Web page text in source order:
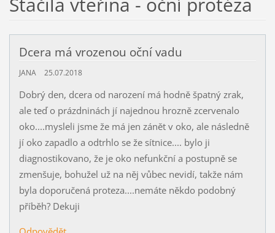
Dcera má vrozenou oční vadu
JANA 25.07.2018
Dobrý den, dcera od narození má hodně špatný zrak,
ale teď o prázdninách jí najednou hrozně zcervenalo
oko....mysleli jsme že má jen zánět v oko, ale následně
jí oko zapadlo a odtrhlo se že sítnice.... bylo ji
diagnostikovano, že je oko nefunkční a postupně se
zmenšuje, bohužel už na něj vůbec nevidí, takže nám
byla doporučená proteza....nemáte někdo podobný
příběh? Dekuji